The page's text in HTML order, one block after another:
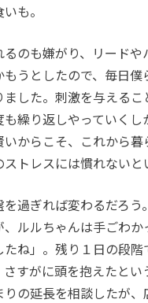
も。
るのも嫌がり、リード
うとしたので、毎日僕
した。刺激を与えるこ
も繰り返しやっていくし
からこそ、これから暮
トレスには慣れないと
過ぎれば変わるだろう
、ルルちゃんは手ごわか
ね」。残り１日の段階
すがに頭を抱えたとい
の延長を相談したが